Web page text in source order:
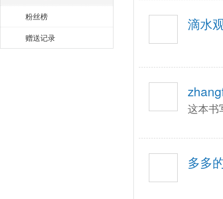
粉丝榜
赠送记录
滴水
这本书
多多